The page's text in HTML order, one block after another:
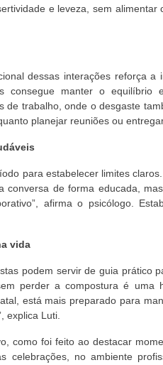
e leveza, sem
dessas interações reforça
consegue manter o equilíbrio
de trabalho, onde o desgaste
planejar reuniões ou
para estabelecer limites
conversa de forma educada,
afirma o psicólogo.
vida
podem servir de guia prático
perder a compostura é uma
está mais preparado para
explica Luti.
como foi feito ao destacar
celebrações, no ambiente